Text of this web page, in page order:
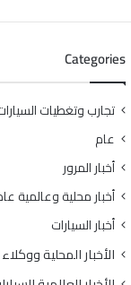
Categories
تجارب وتغطيات
عام
أخبار المرور
أخبار محلية وعالمية
أخبار السيارات
الأخبار المحلية